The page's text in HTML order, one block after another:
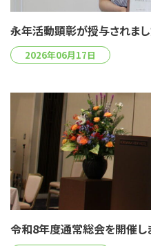
永年活動顕彰が授与されまし
2026年06月17日
令和8年度通常総会を開催し